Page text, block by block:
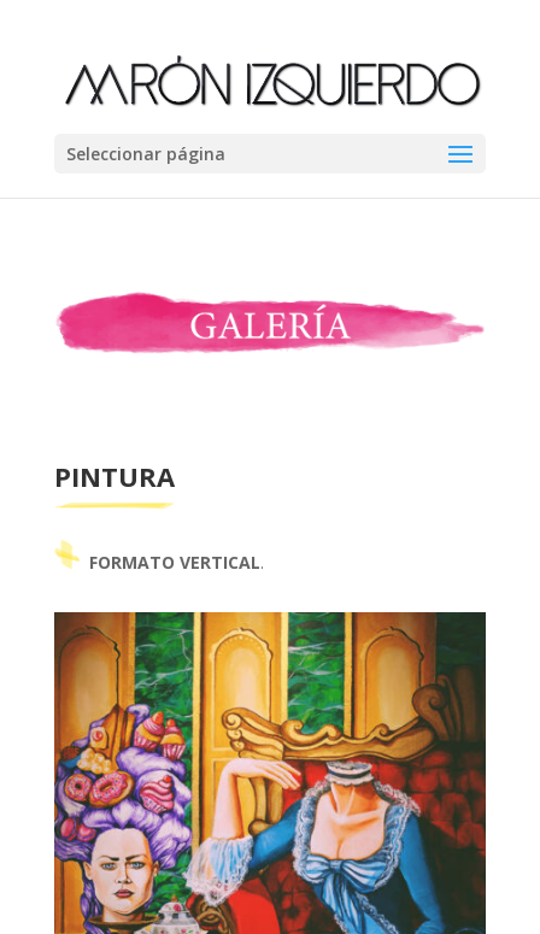
Seleccionar página
PINTURA
FORMATO VERTICAL.